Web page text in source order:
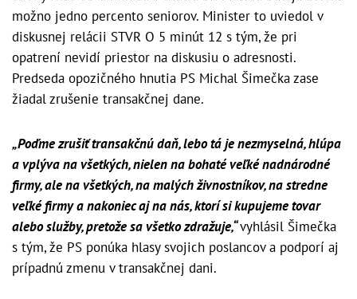
možno jedno percento seniorov. Minister to uviedol v
diskusnej relácii STVR O 5 minút 12 s tým, že pri
opatrení nevidí priestor na diskusiu o adresnosti.
Predseda opozičného hnutia PS Michal Šimečka zase
žiadal zrušenie transakčnej dane.
„Poďme zrušiť transakčnú daň, lebo tá je nezmyselná, hlúpa
a vplýva na všetkých, nielen na bohaté veľké nadnárodné
firmy, ale na všetkých, na malých živnostníkov, na stredne
veľké firmy a nakoniec aj na nás, ktorí si kupujeme tovar
alebo služby, pretože sa všetko zdražuje,“vyhlásil Šimečka
s tým, že PS ponúka hlasy svojich poslancov a podporí aj
prípadnú zmenu v transakčnej dani.